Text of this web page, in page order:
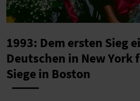
1993: Dem ersten Sieg
Deutschen in New York
Siege in Boston